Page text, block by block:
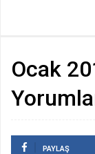
Ocak
PAYLAŞ